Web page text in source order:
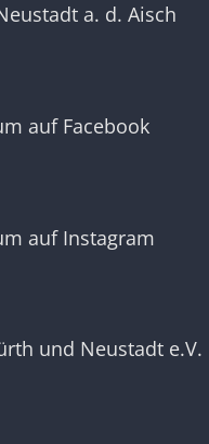
a. d. Aisch
auf Facebook
auf Instagram
und Neustadt e.V.